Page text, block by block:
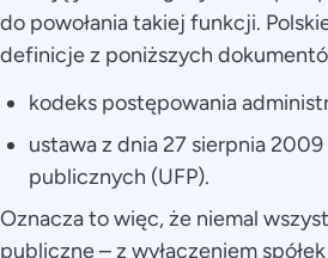
do powołania takiej funkcji.
definicje z poniższych
kodeks postępowania
ustawa z dnia 27 sierpnia 2009
publicznych (UFP).
Oznacza to więc, że niemal
publiczne – z wyłączeniem